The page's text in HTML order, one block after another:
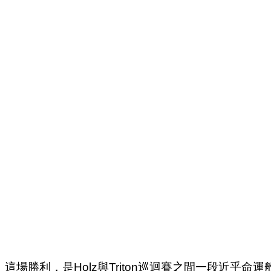
這場勝利，是Holz與Triton巡迴賽之間一段近乎命運